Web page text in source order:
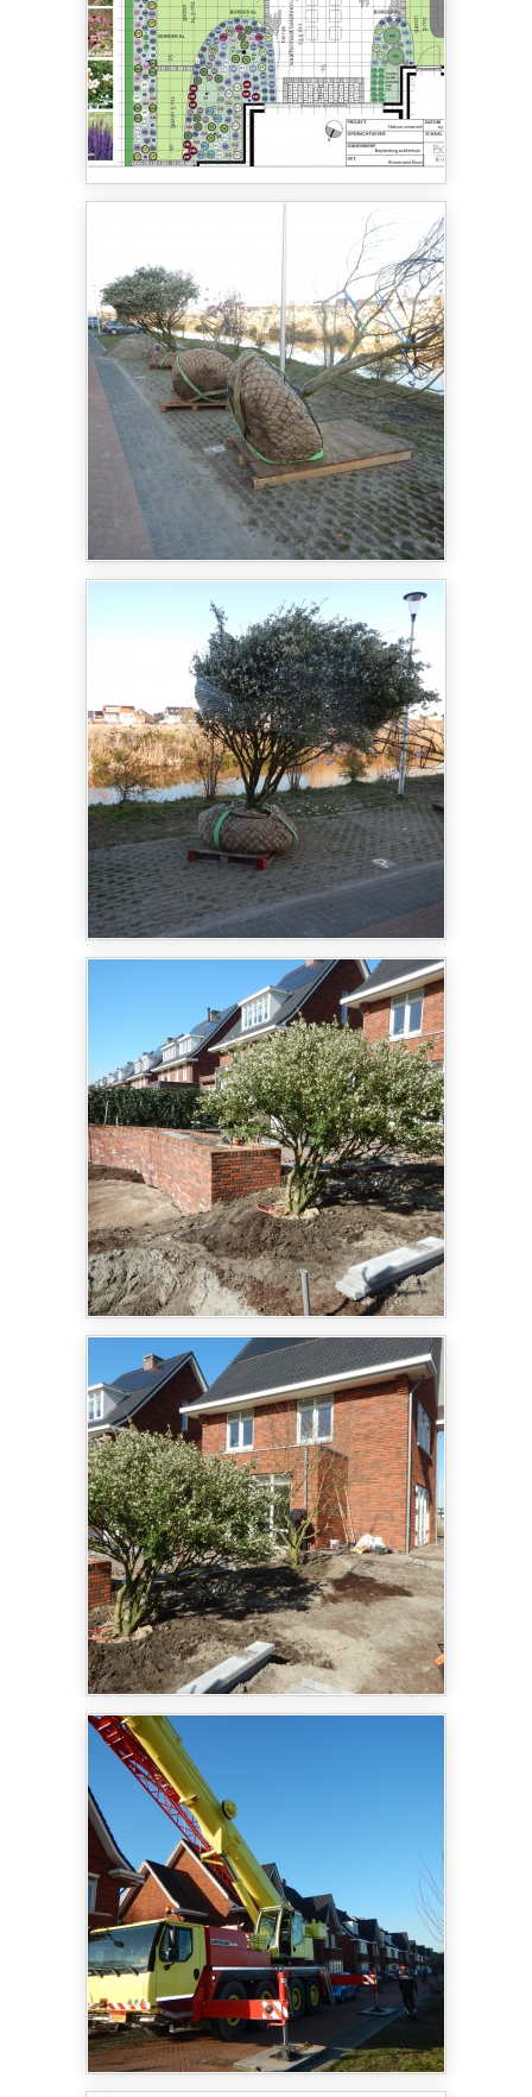
slootkant met oude knotwilgen was hierbij een
mooi uitgangspunt. De oever in het ontwerp is hier
een verlengde van. Het terras ligt hier verscholen
tussen hoge oeverbeplanting die naast de
natuurlijke ervaring ook privacy biedt. De
regenvijver is een mooie plek voor amfibieën,
libellen, vlinders, vogels en misschien zelfs een
egeltje die komt drinken. De beplanting is een
feest voor vlinders, bijen en vogels. Bloeiende
vlinder- en insectenbloe­men van het vroege
voorjaar tot de late herfst en ook bessen en
sierappeltjes voor de vogels.